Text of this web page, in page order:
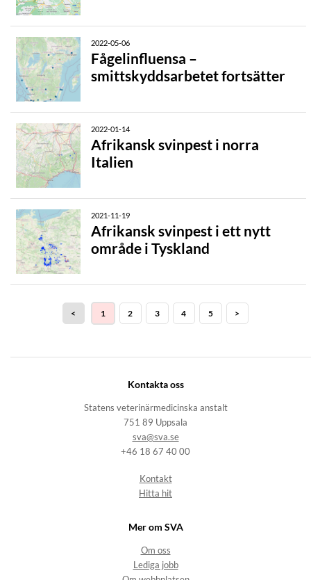
2022-05-06
Fågelinfluensa –
smittskyddsarbetet fortsätter
2022-01-14
Afrikansk svinpest i norra
Italien
2021-11-19
Afrikansk svinpest i ett nytt
område i Tyskland
< 1 2 3 4 5 >
Kontakta oss
Statens veterinärmedicinska anstalt
751 89 Uppsala
sva@sva.se
+46 18 67 40 00
Kontakt
Hitta hit
Mer om SVA
Om oss
Lediga jobb